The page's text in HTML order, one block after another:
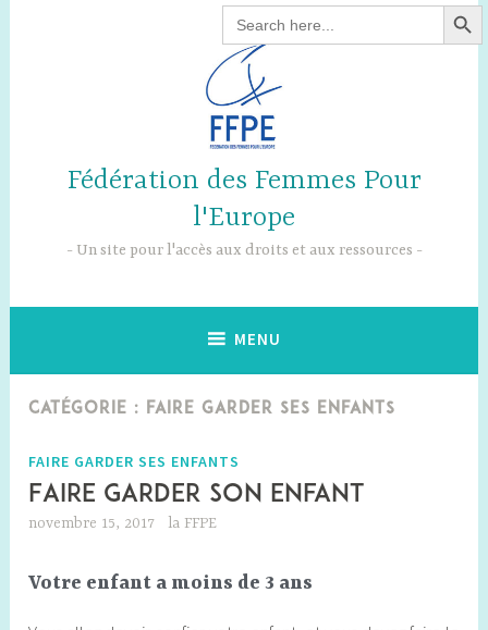
Search
for:
Fédération des Femmes Pour
l'Europe
Un site pour l'accès aux droits et aux ressources
MENU
CATÉGORIE : FAIRE GARDER SES ENFANTS
FAIRE GARDER SES ENFANTS
Faire garder son enfant
novembre 15, 2017 la FFPE
Votre enfant a moins de 3 ans